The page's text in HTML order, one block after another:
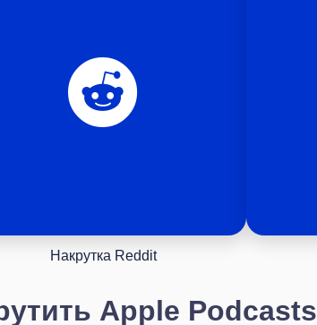
Накрутка Reddit
Apple Podcasts